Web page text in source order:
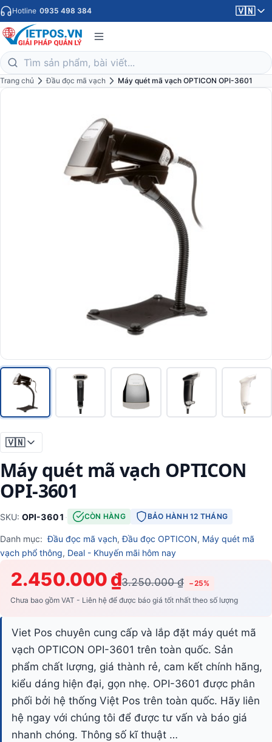
Hotline 0935 498 384 🇻🇳
Trang chủ Đầu đọc mã vạch Máy quét mã vạch OPTICON OPI-3601
🇻🇳
Máy quét mã vạch OPTICON
OPI-3601
SKU: OPI-3601 · CÒN HÀNG BẢO HÀNH 12 THÁNG
Danh mục:Đầu đọc mã vạch,Đầu đọc OPTICON, Máy quét mã
vạch phổ thông, Deal - Khuyến mãi hôm nay
2.450.000 ₫3.250.000 ₫ −25%
Chưa bao gồm VAT - Liên hệ để được báo giá tốt nhất theo số lượng
Viet Pos chuyên cung cấp và lắp đặt máy quét mã
vạch OPTICON OPI-3601 trên toàn quốc. Sản
phẩm chất lượng, giá thành rẻ, cam kết chính hãng,
kiểu dáng hiện đại, gọn nhẹ. OPI-3601 được phân
phối bởi hệ thống Việt Pos trên toàn quốc. Hãy liên
hệ ngay với chúng tôi để được tư vấn và báo giá
nhanh chóng. Thông số kĩ thuật …